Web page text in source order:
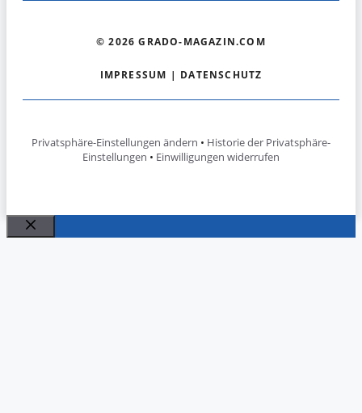
© 2026 GRADO-MAGAZIN.COM
IMPRESSUM | DATENSCHUTZ
Privatsphäre-Einstellungen ändern • Historie der Privatsphäre-
Einstellungen • Einwilligungen widerrufen
Schließen